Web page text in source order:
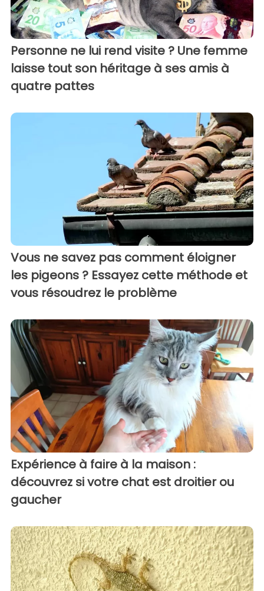
Personne ne lui rend visite ? Une femme
laisse tout son héritage à ses amis à
quatre pattes
Vous ne savez pas comment éloigner
les pigeons ? Essayez cette méthode et
vous résoudrez le problème
Expérience à faire à la maison :
découvrez si votre chat est droitier ou
gaucher